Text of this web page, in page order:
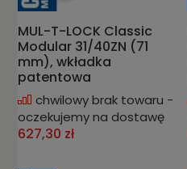
MUL-T-LOCK Classic
Modular 31/40ZN (71
mm), wkładka
patentowa
chwilowy brak towaru -
oczekujemy na dostawę
627,30 zł